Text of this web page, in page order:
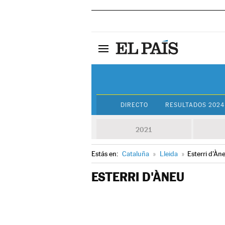
DIRECTO RESULTADOS 2024
2021
Estás en: Cataluña » Lleida » Esterri
ESTERRI D'ÀNEU